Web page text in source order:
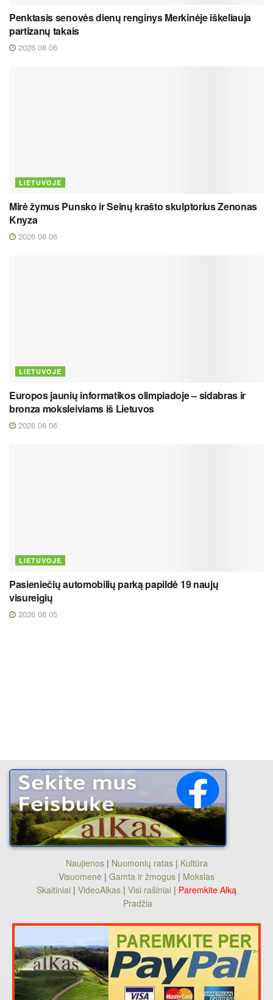
Penktasis senovės dienų renginys Merkinėje iškeliauja
partizanų takais
2026 08 06
LIETUVOJE
Mirė žymus Punsko ir Seinų krašto skulptorius Zenonas
Knyza
2026 08 06
LIETUVOJE
Europos jaunių informatikos olimpiadoje – sidabras ir
bronza moksleiviams iš Lietuvos
2026 08 06
LIETUVOJE
Pasieniečių automobilių parką papildė 19 naujų
visureigių
2026 08 05
Naujienos| Nuomonių ratas| Kultūra
Visuomenė | Gamta ir žmogus | Mokslas
Skaitiniai | VideoAlkas | Visi rašiniai | Paremkite Alką
Pradžia